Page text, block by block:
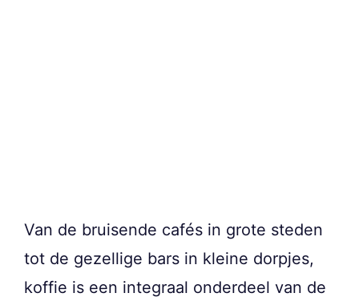
Van de bruisende cafés in grote steden
tot de gezellige bars in kleine dorpjes,
koffie is een integraal onderdeel van de